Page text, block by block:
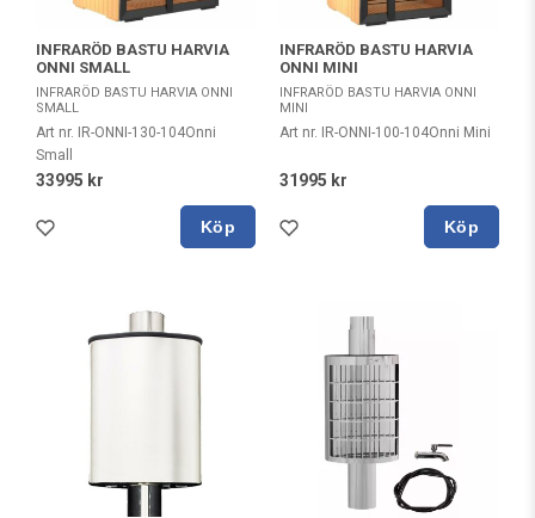
INFRARÖD BASTU HARVIA
ONNI SMALL
INFRARÖD BASTU HARVIA ONNI
SMALL
Art nr. IR-ONNI-130-104Onni
Small
33995 kr
Köp
INFRARÖD BASTU HARVIA
ONNI MINI
INFRARÖD BASTU HARVIA ONNI
MINI
Art nr. IR-ONNI-100-104Onni Mini
31995 kr
Köp